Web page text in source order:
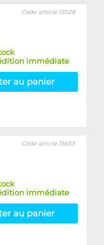
Code article 13528
immédiate
au panier
Code article 15633
immédiate
au panier